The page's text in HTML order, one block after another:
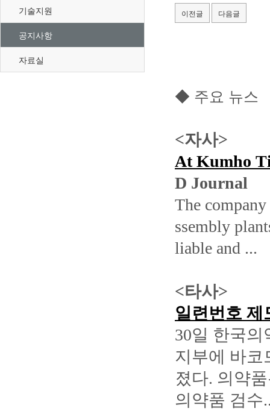
기술지원
공지사항
자료실
이전글 다음글
◆ 주요 뉴스
<자사>
At Kumho
D Journal
The
ssembly
liable and ...
<타사>
일련번호 제
30일 한국의
지부에 바코
졌다. 의약
의약품 검수